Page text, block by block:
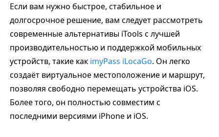
Если вам нужно быстрое, стабильное и
долгосрочное решение, вам следует рассмотреть
современные альтернативы iTools с лучшей
производительностью и поддержкой мобильных
устройств, такие как imyPass iLocaGo. Он легко
создаёт виртуальное местоположение и маршрут,
позволяя свободно перемещать устройства iOS.
Более того, он полностью совместим с
последними версиями iPhone и iOS.